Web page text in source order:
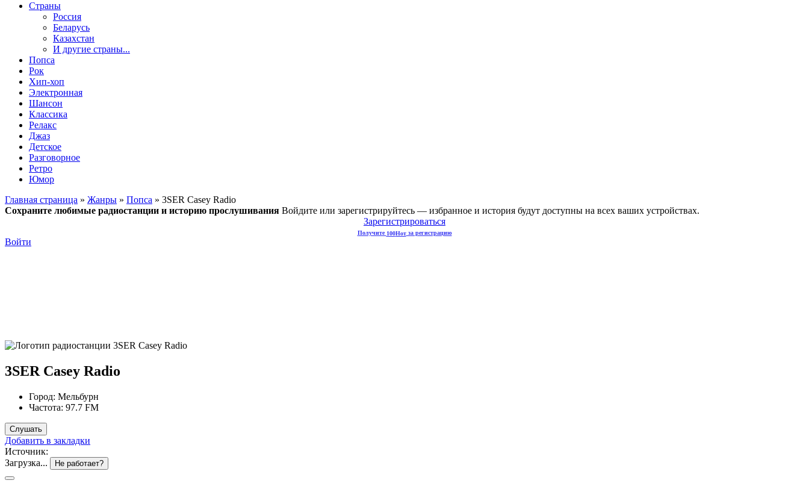
Страны
Россия
Беларусь
Казахстан
И другие страны...
Попса
Рок
Хип-хоп
Электронная
Шансон
Классика
Релакс
Джаз
Детское
Разговорное
Ретро
Юмор
Главная страница » Жанры » Попса » 3SER Casey Radio
Сохраните любимые радиостанции и историю прослушивания Войдите или зарегистрируйтесь — избранное и история будут доступны на всех ваших устройствах.
Зарегистрироваться
Получите 100Нотза регистрацию
Войти
3SER Casey Radio
Город: Мельбурн
Частота: 97.7 FM
Слушать
Добавить в закладки
Источник:
Загрузка...
Не работает?